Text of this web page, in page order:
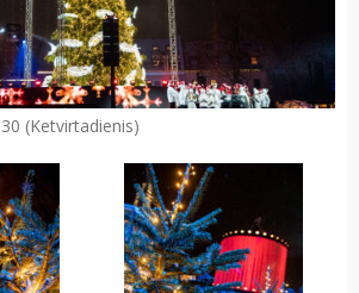
(Ketvirtadienis)